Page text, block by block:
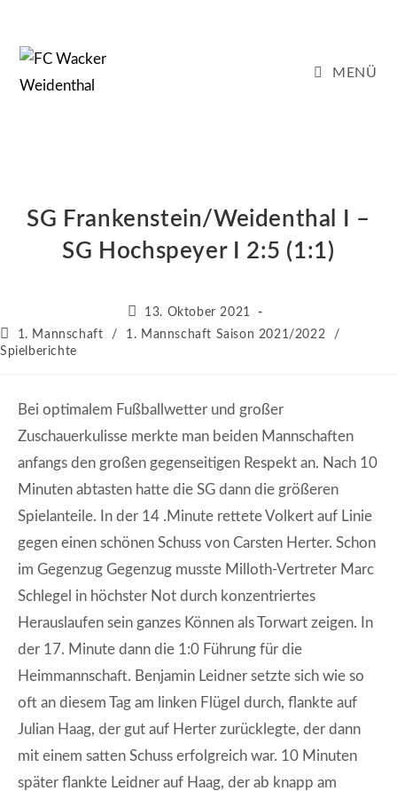
springen
MENÜ
SG Frankenstein/Weidenthal I –
SG Hochspeyer I 2:5 (1:1)
Beitrag
veröffentlicht:
13. Oktober 2021
Beitrags-
Kategorie:
1. Mannschaft / 1. Mannschaft Saison 2021/2022
/
Spielberichte
Bei optimalem Fußballwetter und großer
Zuschauerkulisse merkte man beiden Mannschaften
anfangs den großen gegenseitigen Respekt an. Nach 10
Minuten abtasten hatte die SG dann die größeren
Spielanteile. In der 14 .Minute rettete Volkert auf Linie
gegen einen schönen Schuss von Carsten Herter. Schon
im Gegenzug Gegenzug musste Milloth-Vertreter Marc
Schlegel in höchster Not durch konzentriertes
Herauslaufen sein ganzes Können als Torwart zeigen. In
der 17. Minute dann die 1:0 Führung für die
Heimmannschaft. Benjamin Leidner setzte sich wie so
oft an diesem Tag am linken Flügel durch, flankte auf
Julian Haag, der gut auf Herter zurücklegte, der dann
mit einem satten Schuss erfolgreich war. 10 Minuten
später flankte Leidner auf Haag, der ab knapp am